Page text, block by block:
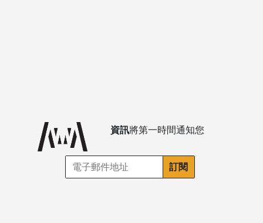
資訊將第一時間通知您